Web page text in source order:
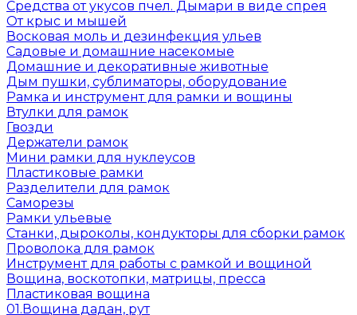
Средства от укусов пчел. Дымари в виде спрея
От крыс и мышей
Восковая моль и дезинфекция ульев
Садовые и домашние насекомые
Домашние и декоративные животные
Дым пушки, сублиматоры, оборудование
Рамка и инструмент для рамки и вощины
Втулки для рамок
Гвозди
Держатели рамок
Мини рамки для нуклеусов
Пластиковые рамки
Разделители для рамок
Саморезы
Рамки ульевые
Станки, дыроколы, кондукторы для сборки рамок
Проволока для рамок
Инструмент для работы с рамкой и вощиной
Вощина, воскотопки, матрицы, пресса
Пластиковая вощина
01.Вощина дадан, рут